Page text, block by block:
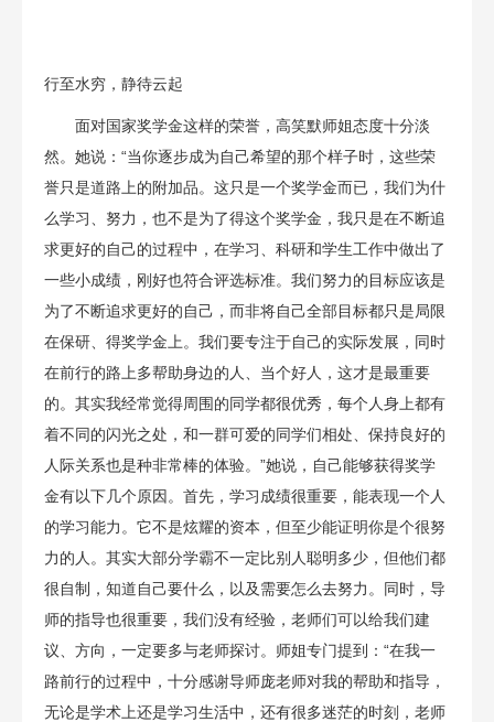
行至水穷，静待云起
面对国家奖学金这样的荣誉，高笑默师姐态度十分淡
然。她说：“当你逐步成为自己希望的那个样子时，这些荣
誉只是道路上的附加品。这只是一个奖学金而已，我们为什
么学习、努力，也不是为了得这个奖学金，我只是在不断追
求更好的自己的过程中，在学习、科研和学生工作中做出了
一些小成绩，刚好也符合评选标准。我们努力的目标应该是
为了不断追求更好的自己，而非将自己全部目标都只是局限
在保研、得奖学金上。我们要专注于自己的实际发展，同时
在前行的路上多帮助身边的人、当个好人，这才是最重要
的。其实我经常觉得周围的同学都很优秀，每个人身上都有
着不同的闪光之处，和一群可爱的同学们相处、保持良好的
人际关系也是种非常棒的体验。”她说，自己能够获得奖学
金有以下几个原因。首先，学习成绩很重要，能表现一个人
的学习能力。它不是炫耀的资本，但至少能证明你是个很努
力的人。其实大部分学霸不一定比别人聪明多少，但他们都
很自制，知道自己要什么，以及需要怎么去努力。同时，导
师的指导也很重要，我们没有经验，老师们可以给我们建
议、方向，一定要多与老师探讨。师姐专门提到：“在我一
路前行的过程中，十分感谢导师庞老师对我的帮助和指导，
无论是学术上还是学习生活中，还有很多迷茫的时刻，老师